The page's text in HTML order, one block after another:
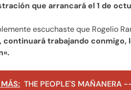
que arrancará el 1 de
escuchaste que Rogelio
continuará trabajando conmigo,
MÁS: THE PEOPLE'S MAÑANERA